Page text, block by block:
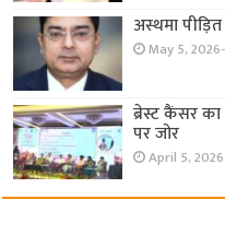
अस्थमा
May 5,
ब्रेस्ट कैंसर का
पर जोर
April 5,